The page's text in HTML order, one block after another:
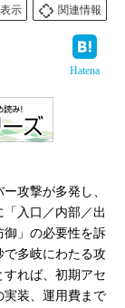
示
関連情報
Hatena
攻撃が多発し、
入口／内部／出
御」の必要性を訴
で多岐にわたる攻
れば、初期アセ
実装、運用費まで